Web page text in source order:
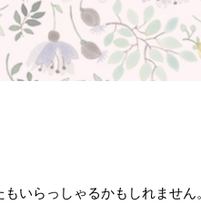
もいらっしゃるかもしれません。